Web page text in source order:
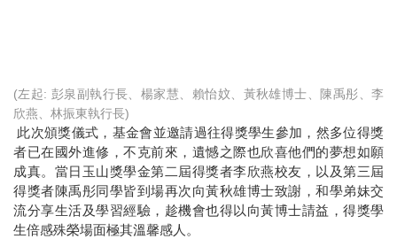
(左起: 彭泉副執行長、楊家慧、賴怡妏、黃秋雄博士、陳禹彤、李
欣燕、林振東執行長)
此次頒獎儀式，基金會並邀請過往得獎學生參加，然多位得獎
者已在國外進修，不克前來，遺憾之際也欣喜他們的夢想如願
成真。當日玉山獎學金第二屆得獎者李欣燕校友，以及第三屆
得獎者陳禹彤同學皆到場再次向黃秋雄博士致謝，和學弟妹交
流分享生活及學習經驗，趁機會也得以向黃博士請益，得獎學
生倍感殊榮場面極其溫馨感人。